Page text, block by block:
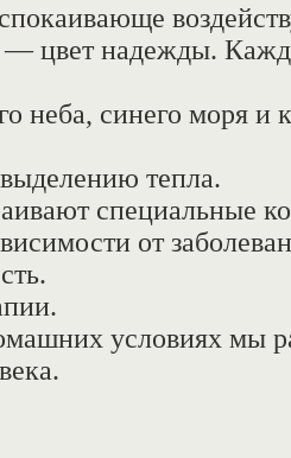
цвет надежды.
неба, синего моря и
тепла.
специальные
от
условиях мы